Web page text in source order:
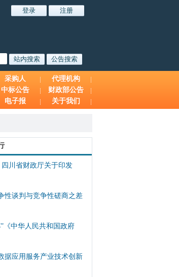
采购人
代理机构
中标公告
财政部公告
电子报 关于我们
四川省财政厅关于印发
性谈判与竞争性磋商之差
《中华人民共和国政府
据应用服务产业技术创新